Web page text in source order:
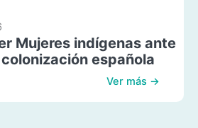
Mujeres indígenas ante
española
Ver más →